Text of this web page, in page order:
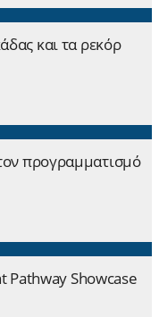
και τα ρεκόρ
προγραμματισμό
Pathway Showcase